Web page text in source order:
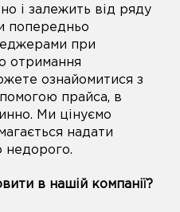
і залежить від ряду
попередньо
при
отримання
ознайомитися з
прайса, в
Ми цінуємо
надати
недорого.
в нашій компанії?